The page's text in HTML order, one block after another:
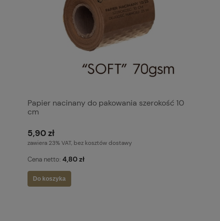
Papier nacinany do pakowania szerokość 10
cm
5,90 zł
zawiera 23% VAT, bez kosztów dostawy
Cena netto: 4,80 zł
Do koszyka